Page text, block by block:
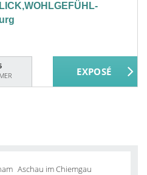
Aschau im Chiemgau